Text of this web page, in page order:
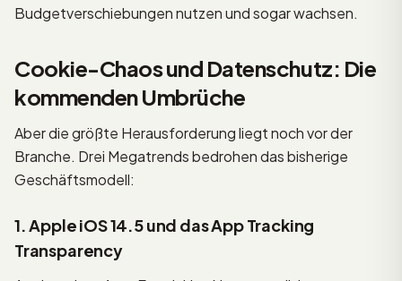
Budgetverschiebungen nutzen und sogar wachsen.
Cookie-Chaos und Datenschutz: Die
kommenden Umbrüche
Aber die größte Herausforderung liegt noch vor der
Branche. Drei Megatrends bedrohen das bisherige
Geschäftsmodell:
1. Apple iOS 14.5 und das App Tracking
Transparency